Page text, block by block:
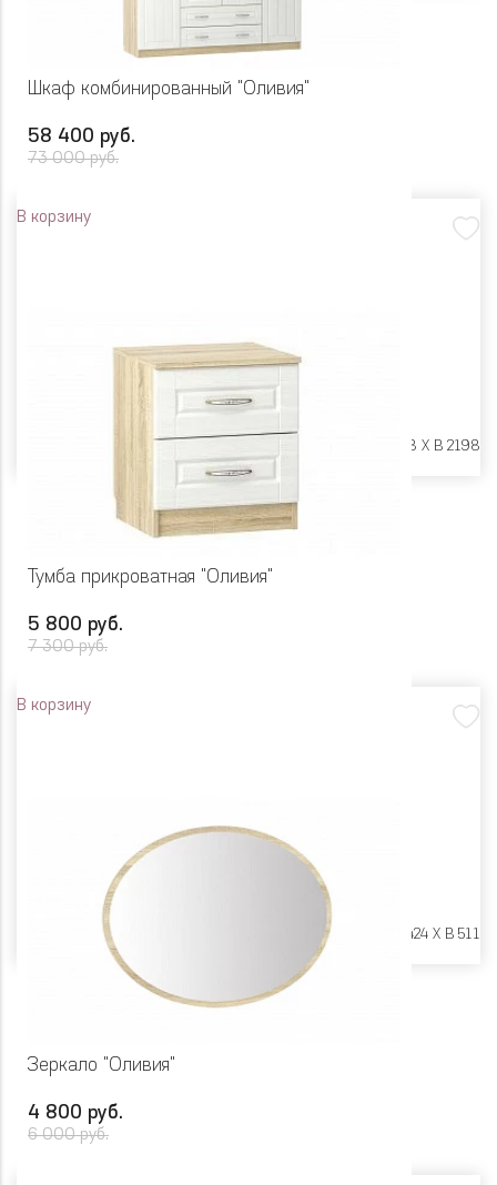
Шкаф комбинированный "Оливия"
58 400 руб.
73 000 руб.
В корзину
Ш 1798 X Г 578 X В 2198
Тумба прикроватная "Оливия"
5 800 руб.
7 300 руб.
В корзину
Ш 448 X Г 424 X В 511
Зеркало "Оливия"
4 800 руб.
6 000 руб.